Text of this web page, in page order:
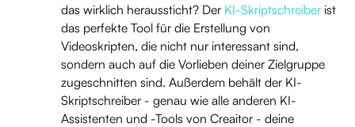
das wirklich heraussticht? Der KI-Skriptschreiber ist
das perfekte Tool für die Erstellung von
Videoskripten, die nicht nur interessant sind,
sondern auch auf die Vorlieben deiner Zielgruppe
zugeschnitten sind. Außerdem behält der KI-
Skriptschreiber - genau wie alle anderen KI-
Assistenten und -Tools von Creaitor - deine